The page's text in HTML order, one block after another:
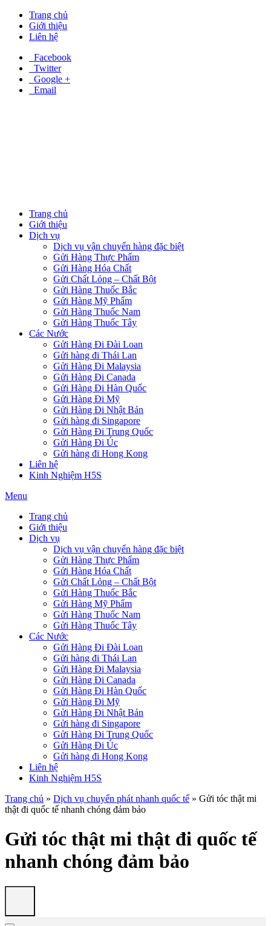
Trang chủ
Giới thiệu
Liên hệ
Facebook
Twitter
Google +
Email
Trang chủ
Giới thiệu
Dịch vụ
Dịch vụ vận chuyển hàng đặc biệt
Gửi Hàng Thực Phẩm
Gửi Hàng Hóa Chất
Gửi Chất Lỏng – Chất Bột
Gửi Hàng Thuốc Bắc
Gửi Hàng Mỹ Phẩm
Gửi Hàng Thuốc Nam
Gửi Hàng Thuốc Tây
Các Nước
Gửi Hàng Đi Đài Loan
Gửi hàng đi Thái Lan
Gửi Hàng Đi Malaysia
Gửi Hàng Đi Canada
Gửi Hàng Đi Hàn Quốc
Gửi Hàng Đi Mỹ
Gửi Hàng Đi Nhật Bản
Gửi hàng đi Singapore
Gửi Hàng Đi Trung Quốc
Gửi Hàng Đi Úc
Gửi hàng đi Hong Kong
Liên hệ
Kinh Nghiệm H5S
Menu
Trang chủ
Giới thiệu
Dịch vụ
Dịch vụ vận chuyển hàng đặc biệt
Gửi Hàng Thực Phẩm
Gửi Hàng Hóa Chất
Gửi Chất Lỏng – Chất Bột
Gửi Hàng Thuốc Bắc
Gửi Hàng Mỹ Phẩm
Gửi Hàng Thuốc Nam
Gửi Hàng Thuốc Tây
Các Nước
Gửi Hàng Đi Đài Loan
Gửi hàng đi Thái Lan
Gửi Hàng Đi Malaysia
Gửi Hàng Đi Canada
Gửi Hàng Đi Hàn Quốc
Gửi Hàng Đi Mỹ
Gửi Hàng Đi Nhật Bản
Gửi hàng đi Singapore
Gửi Hàng Đi Trung Quốc
Gửi Hàng Đi Úc
Gửi hàng đi Hong Kong
Liên hệ
Kinh Nghiệm H5S
Trang chủ » Dịch vụ chuyển phát nhanh quốc tế » Gửi tóc thật mi
thật đi quốc tế nhanh chóng đảm bảo
Gửi tóc thật mi thật đi quốc tế
nhanh chóng đảm bảo